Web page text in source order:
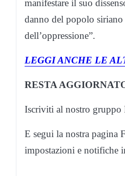
manifestare il suo
danno del popolo siriano
dell’oppressione”.
LEGGI ANCHE LE
RESTA
Iscriviti al nostro gruppo
E segui la nostra pagina
impostazioni e notifiche